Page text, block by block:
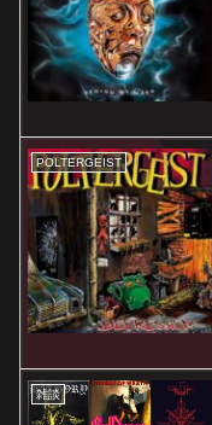
POLTERGEIST
雑談